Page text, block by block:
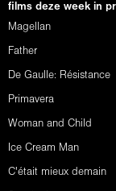
films deze week in
Magellan
Father
De Gaulle: Résistance
Primavera
Woman and Child
Ice Cream Man
C'était mieux demain